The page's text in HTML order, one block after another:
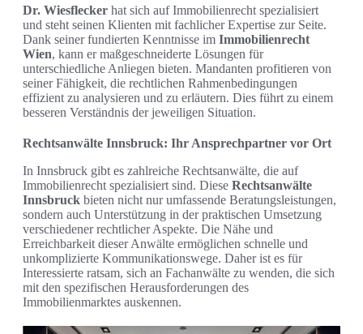
Dr. Wiesflecker hat sich auf Immobilienrecht spezialisiert
und steht seinen Klienten mit fachlicher Expertise zur Seite.
Dank seiner fundierten Kenntnisse im Immobilienrecht
Wien, kann er maßgeschneiderte Lösungen für
unterschiedliche Anliegen bieten. Mandanten profitieren von
seiner Fähigkeit, die rechtlichen Rahmenbedingungen
effizient zu analysieren und zu erläutern. Dies führt zu einem
besseren Verständnis der jeweiligen Situation.
Rechtsanwälte Innsbruck: Ihr Ansprechpartner vor Ort
In Innsbruck gibt es zahlreiche Rechtsanwälte, die auf
Immobilienrecht spezialisiert sind. Diese Rechtsanwälte
Innsbruck bieten nicht nur umfassende Beratungsleistungen,
sondern auch Unterstützung in der praktischen Umsetzung
verschiedener rechtlicher Aspekte. Die Nähe und
Erreichbarkeit dieser Anwälte ermöglichen schnelle und
unkomplizierte Kommunikationswege. Daher ist es für
Interessierte ratsam, sich an Fachanwälte zu wenden, die sich
mit den spezifischen Herausforderungen des
Immobilienmarktes auskennen.